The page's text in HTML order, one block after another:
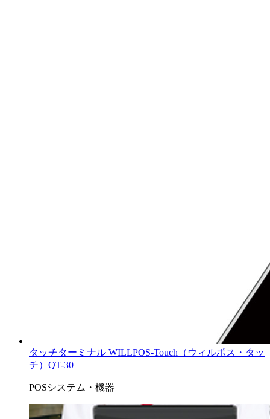
タッチターミナル WILLPOS-Touch（ウィルポス・タッ
チ）QT-30
POSシステム・機器